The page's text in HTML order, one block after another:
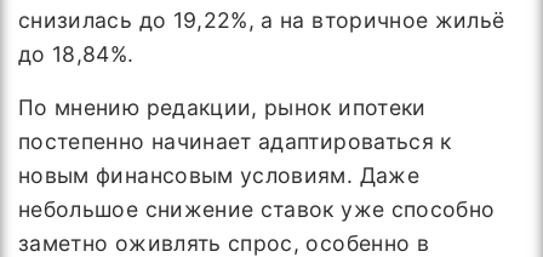
снизилась до 19,22%, а на вторичное жильё
до 18,84%.
По мнению редакции, рынок ипотеки
постепенно начинает адаптироваться к
новым финансовым условиям. Даже
небольшое снижение ставок уже способно
заметно оживлять спрос, особенно в